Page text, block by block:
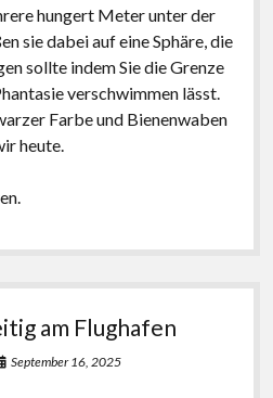
hungert Meter unter der
sie dabei auf eine Sphäre, die
sollte indem Sie die Grenze
verschwimmen lässt.
Farbe und Bienenwaben
heute.
am Flughafen
September 16, 2025